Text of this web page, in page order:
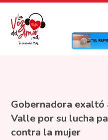
Gobernadora
Valle por su lucha
contra la mujer